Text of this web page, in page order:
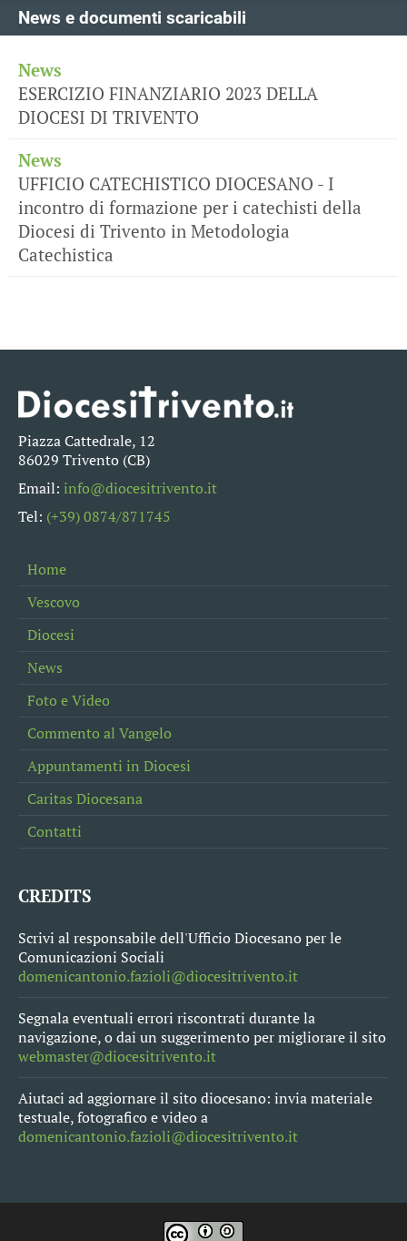
News e documenti scaricabili
News
ESERCIZIO FINANZIARIO 2023 DELLA
DIOCESI DI TRIVENTO
News
UFFICIO CATECHISTICO DIOCESANO - I
incontro di formazione per i catechisti della
Diocesi di Trivento in Metodologia
Catechistica
Piazza Cattedrale, 12
86029 Trivento (CB)
Email: info@diocesitrivento.it
Tel: (+39) 0874/871745
Home
Vescovo
Diocesi
News
Foto e Video
Commento al Vangelo
Appuntamenti in Diocesi
Caritas Diocesana
Contatti
CREDITS
Scrivi al responsabile dell'Ufficio Diocesano per le
Comunicazioni Sociali
domenicantonio.fazioli@diocesitrivento.it
Segnala eventuali errori riscontrati durante la
navigazione, o dai un suggerimento per migliorare il sito
webmaster@diocesitrivento.it
Aiutaci ad aggiornare il sito diocesano: invia materiale
testuale, fotografico e video a
domenicantonio.fazioli@diocesitrivento.it